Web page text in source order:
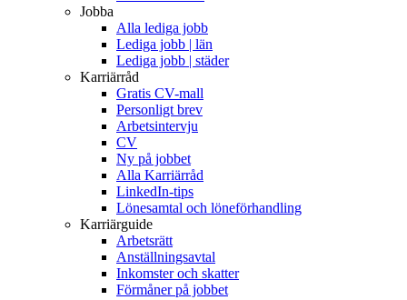
Jobba
Alla lediga jobb
Lediga jobb | län
Lediga jobb | städer
Karriärråd
Gratis CV-mall
Personligt brev
Arbetsintervju
CV
Ny på jobbet
Alla Karriärråd
LinkedIn-tips
Lönesamtal och löneförhandling
Karriärguide
Arbetsrätt
Anställningsavtal
Inkomster och skatter
Förmåner på jobbet